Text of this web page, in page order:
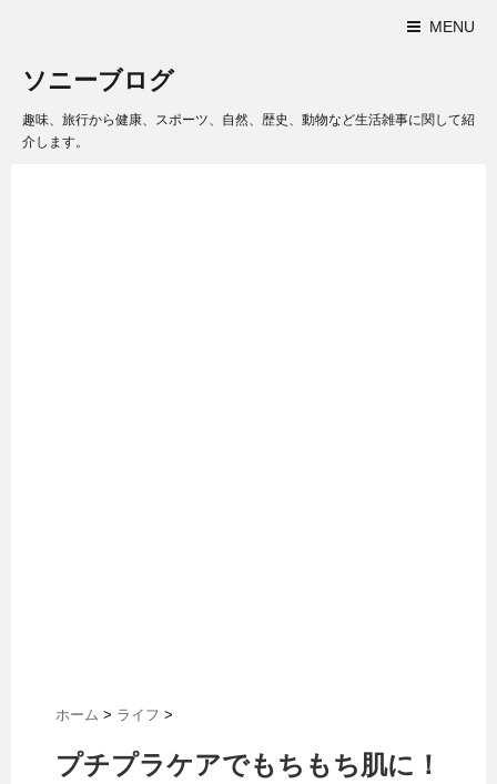
MENU
ソニーブログ
趣味、旅行から健康、スポーツ、自然、歴史、動物など生活雑事に関して紹
介します。
ホーム > ライフ >
プチプラケアでもちもち肌に！